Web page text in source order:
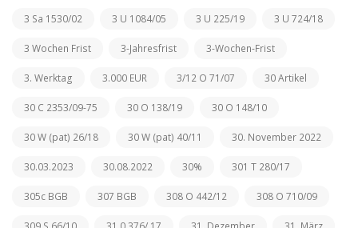
3 Sa 1530/02 3 U 1084/05 3 U 225/19 3 U 724/18
3 Wochen Frist 3-Jahresfrist 3-Wochen-Frist
3. Werktag 3.000 EUR 3/12 O 71/07 30 Artikel
30 C 2353/09-75 30 O 138/19 30 O 148/10
30 W (pat) 26/18 30 W (pat) 40/11 30. November 2022
30.03.2023 30.08.2022 30% 301 T 280/17
305c BGB 307 BGB 308 O 442/12 308 O 710/09